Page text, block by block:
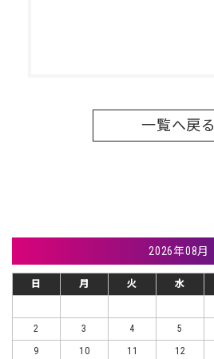
一覧へ戻る
2026年08月
日 月 火 水
2
3 4 5
9
10 11 12